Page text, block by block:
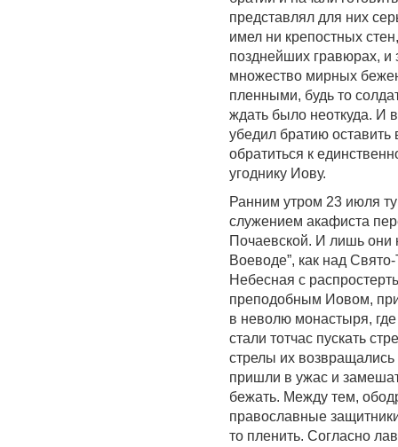
представлял для них
имел ни крепостных
позднейших гравюрах, и
множество мирных
пленными, будь то
ждать было неоткуда. И
убедил братию
обратиться к
угоднику Иову.
Ранним утром 23 июля
служением акафиста
Почаевской. И лишь они
Воеводе”, как над
Небесная с
преподобным Иовом,
в неволю монастыря,
стали тотчас пускать
стрелы их
пришли в ужас и
бежать. Между тем,
православные
то пленить. Согласно